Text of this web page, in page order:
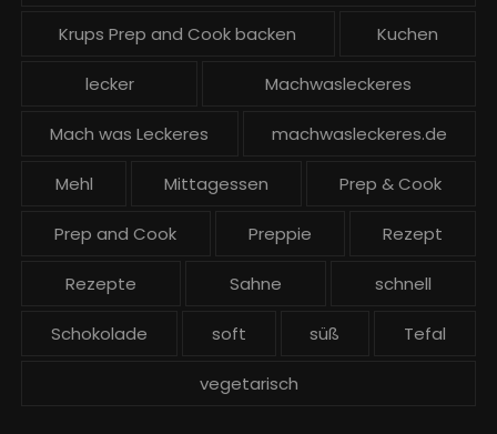
Krups Prep and Cook backen Kuchen
lecker Machwasleckeres
Mach was Leckeres machwasleckeres.de
Mehl Mittagessen Prep & Cook
Prep and Cook Preppie Rezept
Rezepte Sahne schnell
Schokolade soft süß Tefal
vegetarisch